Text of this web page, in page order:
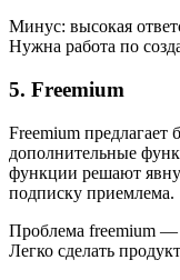
Минус: высокая
Нужна работа по
5. Freemium
Freemium предлагает
дополнительные
функции решают
подписку приемлема.
Проблема freemium —
Легко сделать